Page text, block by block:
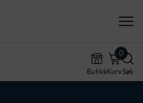
ButikkKurv
0
Søk